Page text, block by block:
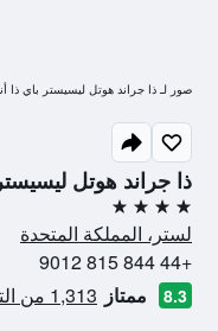
ذا جراند هوتل
4 نجوم
لستر، المملكة المتحدة
+44 844 815 9012
8.3 ممتاز 1,313 من التقييمات تم التحقق منها
صور لـ ذا جراند هوتل ليسيستر باي ذا